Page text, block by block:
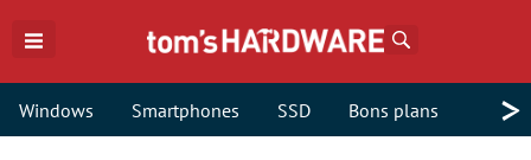
Windows Smartphones SSD Bons plans >